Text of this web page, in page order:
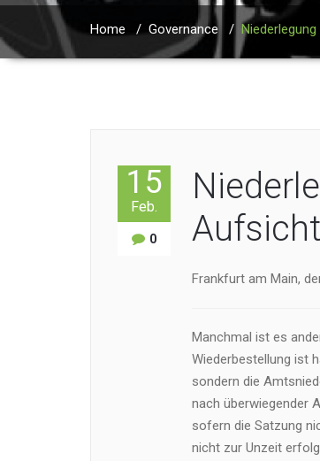
Home / Governance /
15
Feb.
0
Frankfurt am Main,
Manchmal ist es
Wiederbestellung ist
sondern die
nach überwiegender
sofern die Satzung
nicht zur Unzeit